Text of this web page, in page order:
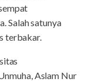
Salah satunya
terbakar.
Aslam Nur